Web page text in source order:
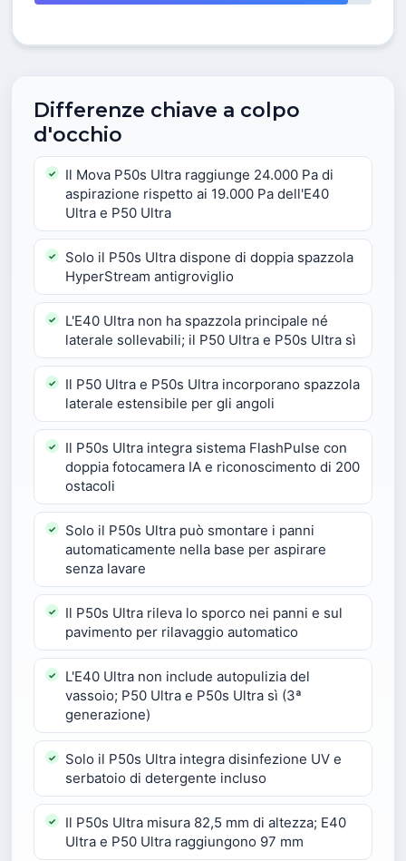
Differenze chiave a colpo
d'occhio
Il Mova P50s Ultra raggiunge 24.000 Pa di
aspirazione rispetto ai 19.000 Pa dell'E40
Ultra e P50 Ultra
Solo il P50s Ultra dispone di doppia spazzola
HyperStream antigroviglio
L'E40 Ultra non ha spazzola principale né
laterale sollevabili; il P50 Ultra e P50s Ultra sì
Il P50 Ultra e P50s Ultra incorporano spazzola
laterale estensibile per gli angoli
Il P50s Ultra integra sistema FlashPulse con
doppia fotocamera IA e riconoscimento di 200
ostacoli
Solo il P50s Ultra può smontare i panni
automaticamente nella base per aspirare
senza lavare
Il P50s Ultra rileva lo sporco nei panni e sul
pavimento per rilavaggio automatico
L'E40 Ultra non include autopulizia del
vassoio; P50 Ultra e P50s Ultra sì (3ª
generazione)
Solo il P50s Ultra integra disinfezione UV e
serbatoio di detergente incluso
Il P50s Ultra misura 82,5 mm di altezza; E40
Ultra e P50 Ultra raggiungono 97 mm